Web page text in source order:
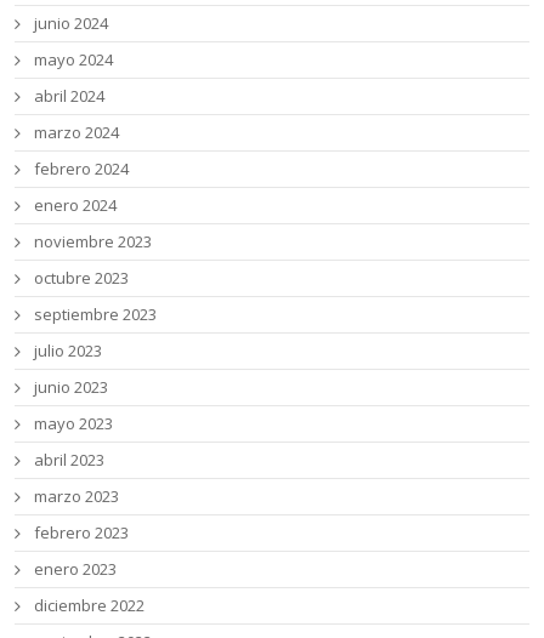
junio 2024
mayo 2024
abril 2024
marzo 2024
febrero 2024
enero 2024
noviembre 2023
octubre 2023
septiembre 2023
julio 2023
junio 2023
mayo 2023
abril 2023
marzo 2023
febrero 2023
enero 2023
diciembre 2022